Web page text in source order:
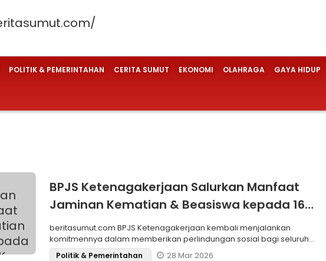
POLITIK & PEMERINTAHAN CERITA SUMUT EKONOMI OLAHRAGA GAYA HIDUP
BPJS Ketenagakerjaan Salurkan Manfaat
Jaminan Kematian & Beasiswa kepada 16
Ahli Waris P3K Paruh Waktu
beritasumut.com BPJS Ketenagakerjaan kembali menjalankan
komitmennya dalam memberikan perlindungan sosial bagi seluruh
pekerja, termasuk P3
Politik & Pemerintahan 28 Mar 2026